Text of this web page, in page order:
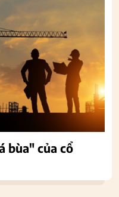
bùa" của cổ